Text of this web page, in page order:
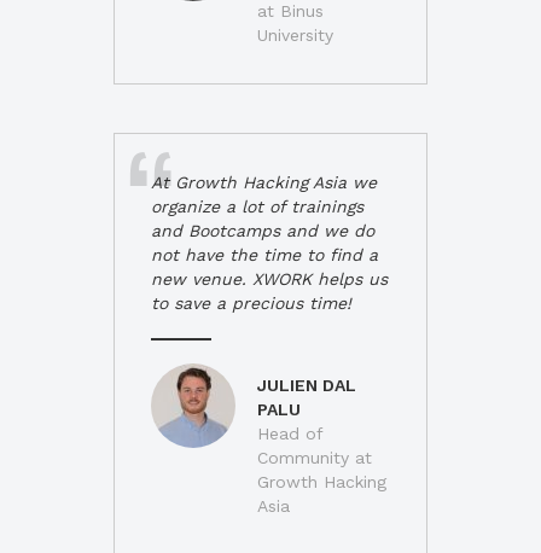
at Binus
University
At Growth Hacking Asia we
organize a lot of trainings
and Bootcamps and we do
not have the time to find a
new venue. XWORK helps us
to save a precious time!
JULIEN DAL
PALU
Head of
Community at
Growth Hacking
Asia